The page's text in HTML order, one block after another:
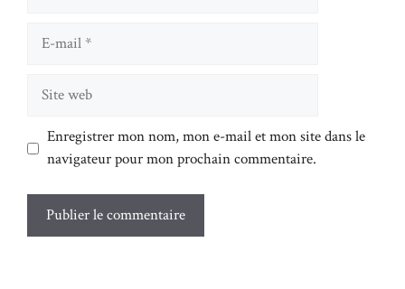
Enregistrer mon nom, mon e-mail et mon site dans le
navigateur pour mon prochain commentaire.